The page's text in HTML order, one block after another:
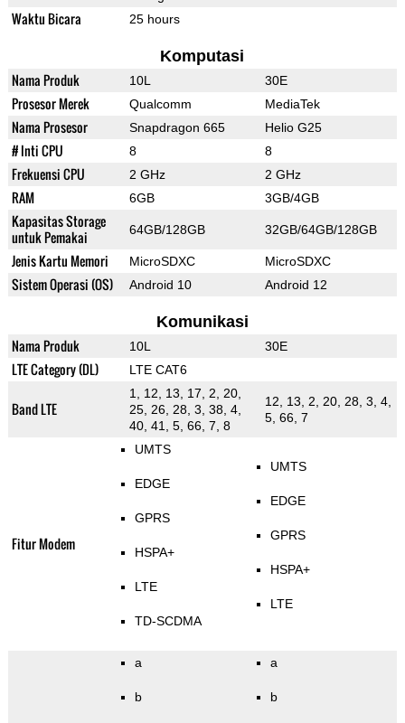
Waktu Bicara 25 hours
Komputasi
Nama Produk 10L 30E
Prosesor Merek Qualcomm MediaTek
Nama Prosesor Snapdragon 665 Helio G25
# Inti CPU 8 8
Frekuensi CPU 2 GHz 2 GHz
RAM 6GB 3GB/4GB
Kapasitas Storage
untuk Pemakai
64GB/128GB 32GB/64GB/128GB
Jenis Kartu Memori MicroSDXC MicroSDXC
Sistem Operasi (OS) Android 10 Android 12
Komunikasi
Nama Produk 10L 30E
LTE Category (DL) LTE CAT6
Band LTE
1, 12, 13, 17, 2, 20,
25, 26, 28, 3, 38, 4,
40, 41, 5, 66, 7, 8
12, 13, 2, 20, 28, 3, 4,
5, 66, 7
Fitur Modem
UMTS
EDGE
GPRS
HSPA+
LTE
TD-SCDMA
UMTS
EDGE
GPRS
HSPA+
LTE
a
b
a
b